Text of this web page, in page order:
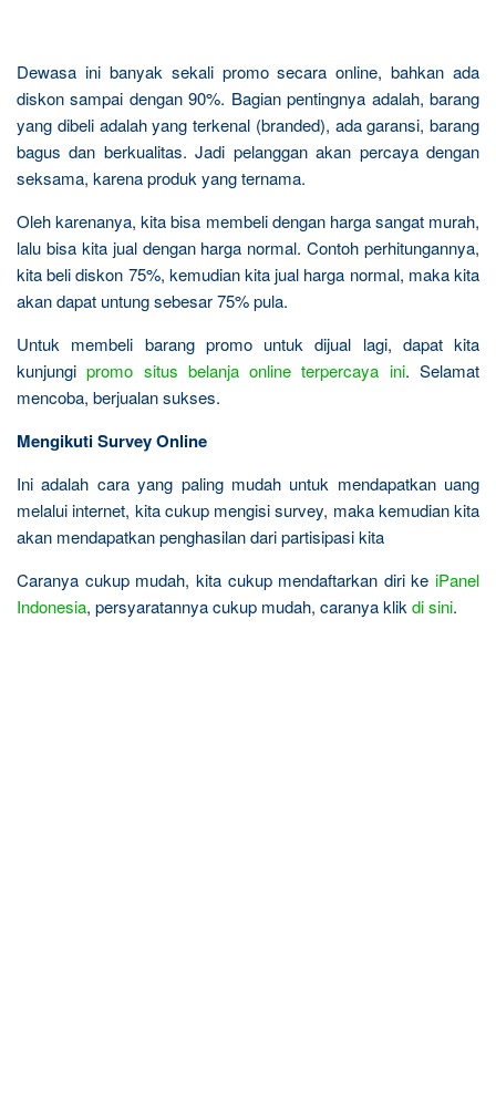
Dewasa ini banyak sekali promo secara online, bahkan ada
diskon sampai dengan 90%. Bagian pentingnya adalah, barang
yang dibeli adalah yang terkenal (branded), ada garansi, barang
bagus dan berkualitas. Jadi pelanggan akan percaya dengan
seksama, karena produk yang ternama.
Oleh karenanya, kita bisa membeli dengan harga sangat murah,
lalu bisa kita jual dengan harga normal. Contoh perhitungannya,
kita beli diskon 75%, kemudian kita jual harga normal, maka kita
akan dapat untung sebesar 75% pula.
Untuk membeli barang promo untuk dijual lagi, dapat kita
kunjungipromo situs belanja online terpercaya ini. Selamat
mencoba, berjualan sukses.
Mengikuti Survey Online
Ini adalah cara yang paling mudah untuk mendapatkan uang
melalui internet, kita cukup mengisi survey, maka kemudian kita
akan mendapatkan penghasilan dari partisipasi kita
Caranya cukup mudah, kita cukup mendaftarkan diri ke iPanel
Indonesia, persyaratannya cukup mudah, caranya klik di sini.